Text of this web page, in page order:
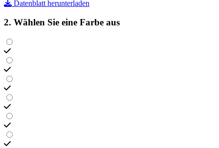
Datenblatt herunterladen
2. Wählen Sie eine Farbe aus